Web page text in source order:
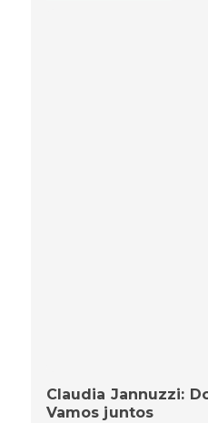
Claudia Jannuzzi:
Vamos juntos